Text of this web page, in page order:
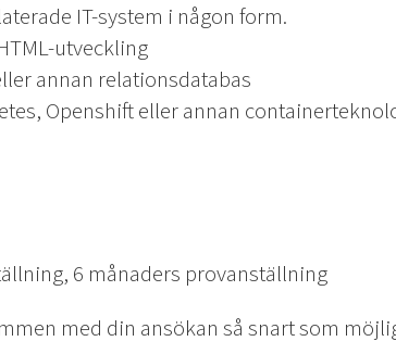
IT-system i någon form.
utveckling
annan relationsdatabas
Openshift eller annan
6 månaders provanställning
med din ansökan så snart som